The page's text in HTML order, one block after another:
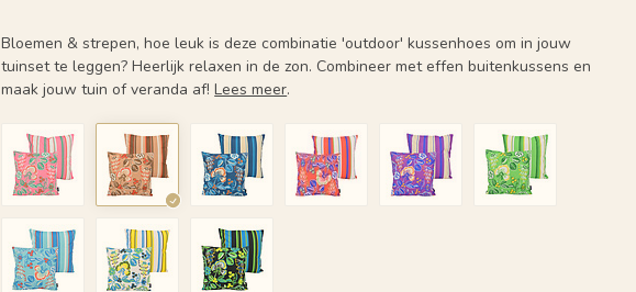
Bloemen & strepen, hoe leuk is deze combinatie 'outdoor' kussenhoes om in jouw
tuinset te leggen? Heerlijk relaxen in de zon. Combineer met effen buitenkussens en
maak jouw tuin of veranda af!Lees meer.